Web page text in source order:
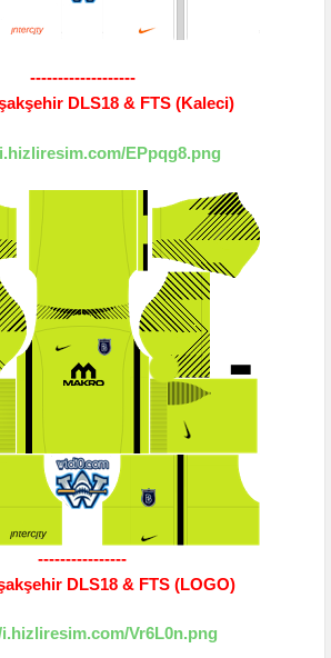
-------------------
DLS18 & FTS (Kaleci)
EPpqg8.png
----------------
DLS18 & FTS (LOGO)
Vr6L0n.png